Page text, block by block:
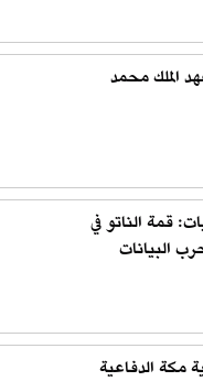
الملك محمد
قمة الناتو في
البيانات
مكة الدفاعية